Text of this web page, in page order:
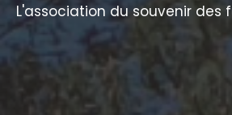
L'association du souvenir des